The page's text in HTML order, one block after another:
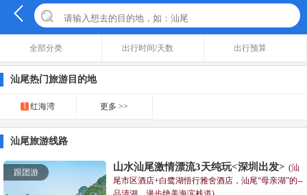
全部分类 出行时间/天数 出行预算
汕尾热门旅游目的地
1 红海湾 更多 >>
汕尾旅游线路
跟团游 山水汕尾激情漂流3天纯玩<深圳出发> (汕
尾市区酒店+白鹭湖悟行雅舍酒店，汕尾“母亲湖”的--